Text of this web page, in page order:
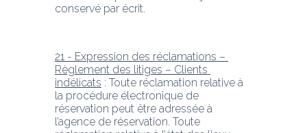
conservé par écrit.
21 - Expression des réclamations –
Règlement des litiges – Clients
indélicats : Toute réclamation relative à
la procédure électronique de
réservation peut être adressée à
l’agence de réservation. Toute